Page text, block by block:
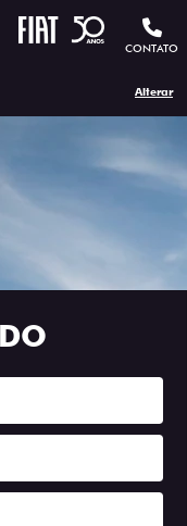
CONTATO
Alterar